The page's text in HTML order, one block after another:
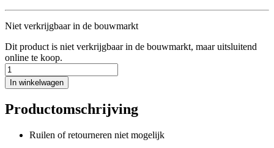
Niet verkrijgbaar in de bouwmarkt
Dit product is niet verkrijgbaar in de bouwmarkt, maar uitsluitend
online te koop.
In winkelwagen
Productomschrijving
Ruilen of retourneren niet mogelijk